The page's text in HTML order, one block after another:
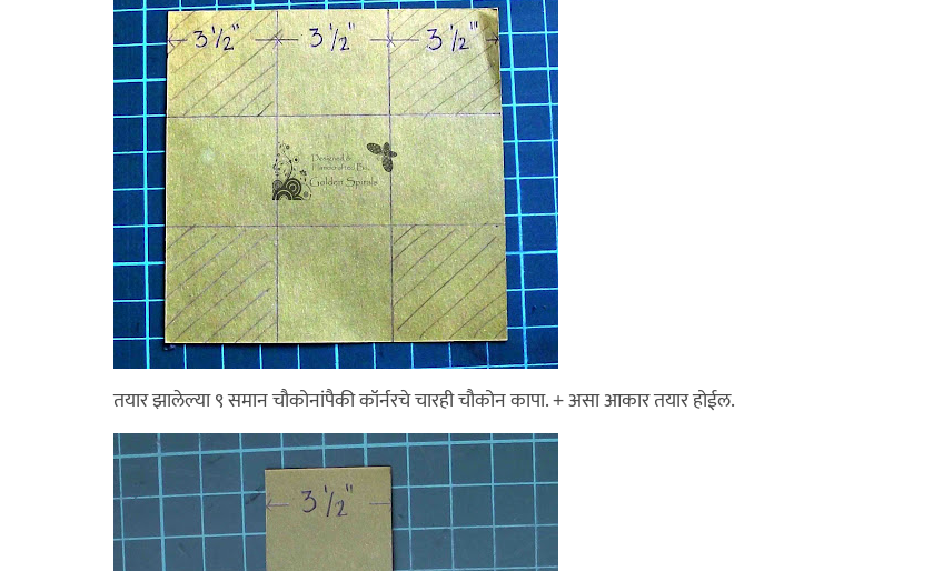
तयार झालेल्या ९ समान चौकोनांपैकी कॉर्नरचे चारही चौकोन कापा. + असा आकार तयार होईल.